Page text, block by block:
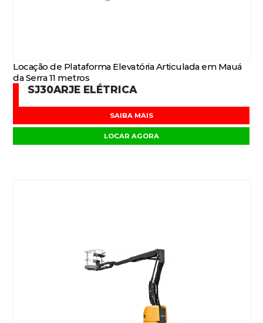
Locação de Plataforma Elevatória Articulada em Mauá
da Serra 11 metros
SJ30ARJE ELÉTRICA
SAIBA MAIS
LOCAR AGORA